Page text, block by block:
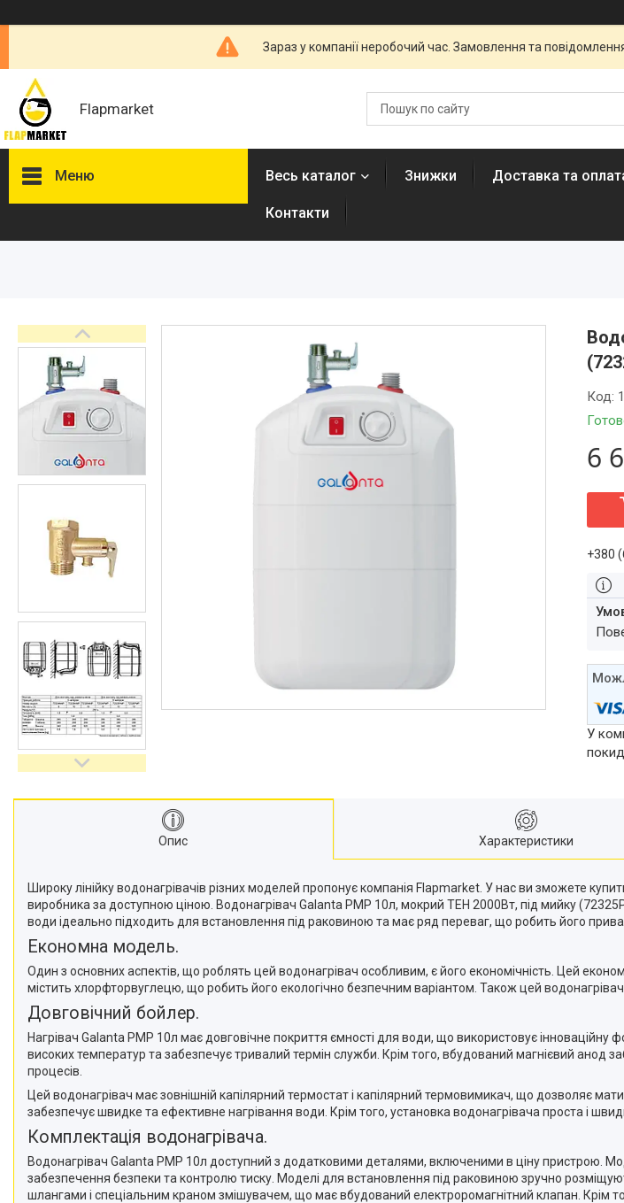
Зараз у компанії неробочий час. Замовлення та
Flapmarket
Меню
Душові трапи, дренажні
канали
Аксесуари для ванної
кімнати
Гнучкі шланги (підведення)
Рушникосушарки
Матеріали для влаштування
Запірно-регулююча
арматура
Фільтри для води
Насосне обладнання
Інструмент
Пакувальні сантехнічні
Весь каталог Знижки Доставка та
Контакти
Код:
6
+380
У
Опис Характеристики
Широку лінійку водонагрівачів різних моделей пропонує компанія Flapmarket. У нас ви зможете
виробника за доступною ціною. Водонагрівач Galanta PMP 10л, мокрий ТЕН 2000Вт, під мийку
води ідеально підходить для встановлення під раковиною та має ряд переваг, що робить його
Економна модель.
Один з основних аспектів, що роблять цей водонагрівач особливим, є його економічність. Цей
містить хлорфторвуглецю, що робить його екологічно безпечним варіантом. Також цей
Довговічний бойлер.
Нагрівач Galanta PMP 10л має довговічне покриття ємності для води, що використовує
високих температур та забезпечує тривалий термін служби. Крім того, вбудований магнієвий анод
процесів.
Цей водонагрівач має зовнішній капілярний термостат і капілярний термовимикач, що дозволяє
забезпечує швидке та ефективне нагрівання води. Крім того, установка водонагрівача проста і
Комплектація водонагрівача.
Водонагрівач Galanta PMP 10л доступний з додатковими деталями, включеними в ціну пристрою.
забезпечення безпеки та контролю тиску. Моделі для встановлення під раковиною зручно
шлангами і спеціальним краном змішувачем, що має вбудований електроромагнітний клапан. Крім